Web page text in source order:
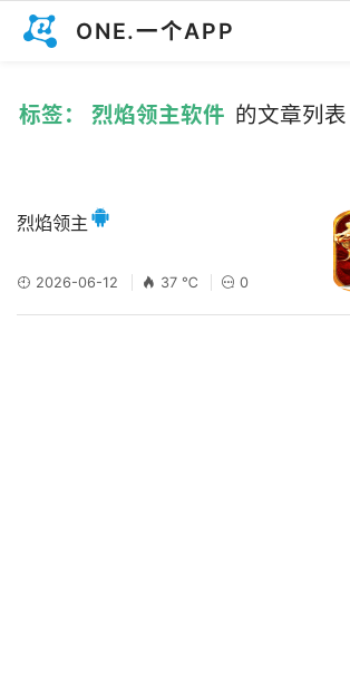
ONE.一个APP
标签： 烈焰领主软件 的文章列表
烈焰领主
2026-06-12 37 ℃ 0